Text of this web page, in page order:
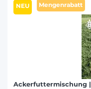
NEU Mengenrabatt
Ackerfuttermischung |